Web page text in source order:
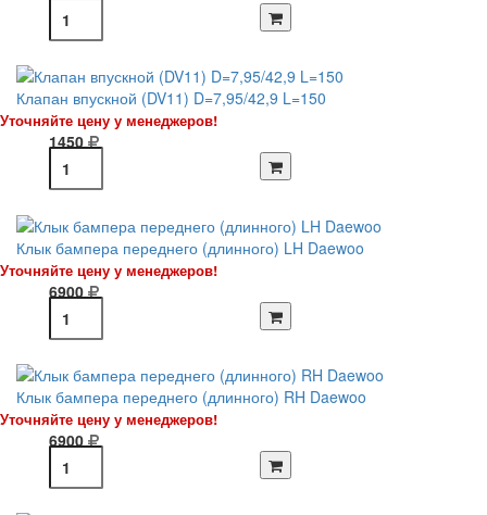
Клапан впускной (DV11) D=7,95/42,9 L=150
Уточняйте цену у менеджеров!
1450
Клык бампера переднего (длинного) LH Daewoo
Уточняйте цену у менеджеров!
6900
Клык бампера переднего (длинного) RH Daewoo
Уточняйте цену у менеджеров!
6900